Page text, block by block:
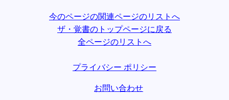
今のページの関連ページのリストへ
ザ・覚書のトップページに戻る
全ページのリストへ
プライバシー ポリシー
お問い合わせ